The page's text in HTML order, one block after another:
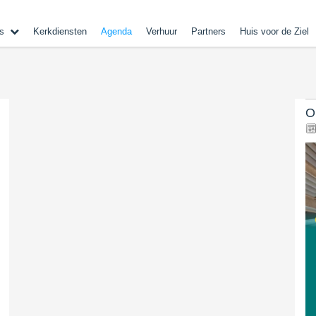
Kerkdiensten Agenda Verhuur Partners Huis voor de Ziel